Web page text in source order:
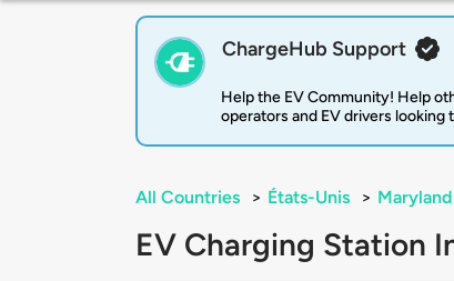
ChargeHub Support
Help the EV Community! Help
operators and EV drivers looking
All Countries > États-Unis > Maryland
EV Charging Station